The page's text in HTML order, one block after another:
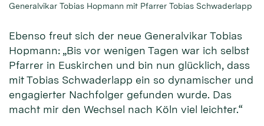
Generalvikar Tobias Hopmann mit Pfarrer Tobias Schwaderlapp
Ebenso freut sich der neue Generalvikar Tobias
Hopmann: „Bis vor wenigen Tagen war ich selbst
Pfarrer in Euskirchen und bin nun glücklich, dass
mit Tobias Schwaderlapp ein so dynamischer und
engagierter Nachfolger gefunden wurde. Das
macht mir den Wechsel nach Köln viel leichter.“